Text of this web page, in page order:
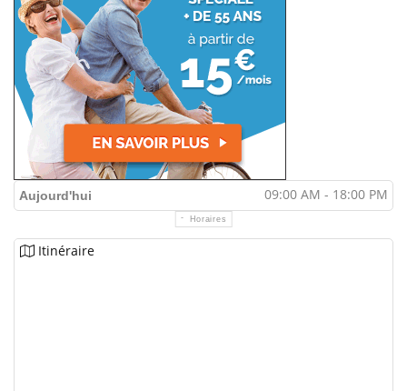
Aujourd'hui 09:00 AM - 18:00 PM
Horaires
Itinéraire